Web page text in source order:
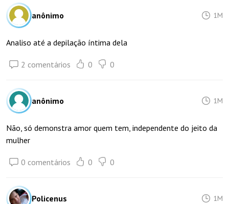
anônimo 1M
Analiso até a depilação íntima dela
2 comentários 0 0
anônimo 1M
Não, só demonstra amor quem tem, independente do jeito da
mulher
0 comentários 0 0
Policenus 1M